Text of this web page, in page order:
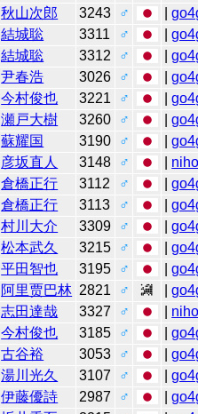
秋山次郎 3243 ♂ |
結城聡 3311 ♂ |
結城聡 3312 ♂ |
尹春浩 3026 ♂ |
今村俊也 3221 ♂ |
瀬戸大樹 3260 ♂ |
蘇耀国 3190 ♂ |
彦坂直人 3148 ♂
倉橋正行 3112 ♂ |
倉橋正行 3113 ♂ |
村川大介 3309 ♂ |
松本武久 3215 ♂ |
平田智也 3195 ♂ |
阿里贾巴林 2821 ♂ |
志田達哉 3327 ♂
今村俊也 3185 ♂ |
古谷裕 3053 ♂ |
湯川光久 3107 ♂ |
伊藤優詩 2987 ♂ |